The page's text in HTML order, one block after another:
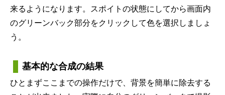
来るようになります。スポイトの状態にしてから画面内
のグリーンバック部分をクリックして色を選択しましょ
う。
基本的な合成の結果
ひとまずここまでの操作だけで、背景を簡単に除去する